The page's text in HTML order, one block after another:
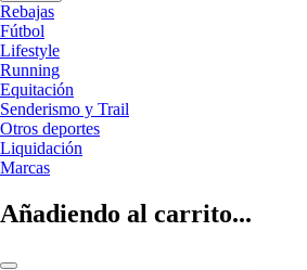
Rebajas
Fútbol
Lifestyle
Running
Equitación
Senderismo y Trail
Otros deportes
Liquidación
Marcas
Añadiendo al carrito...